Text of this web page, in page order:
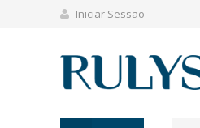
Iniciar Sessão